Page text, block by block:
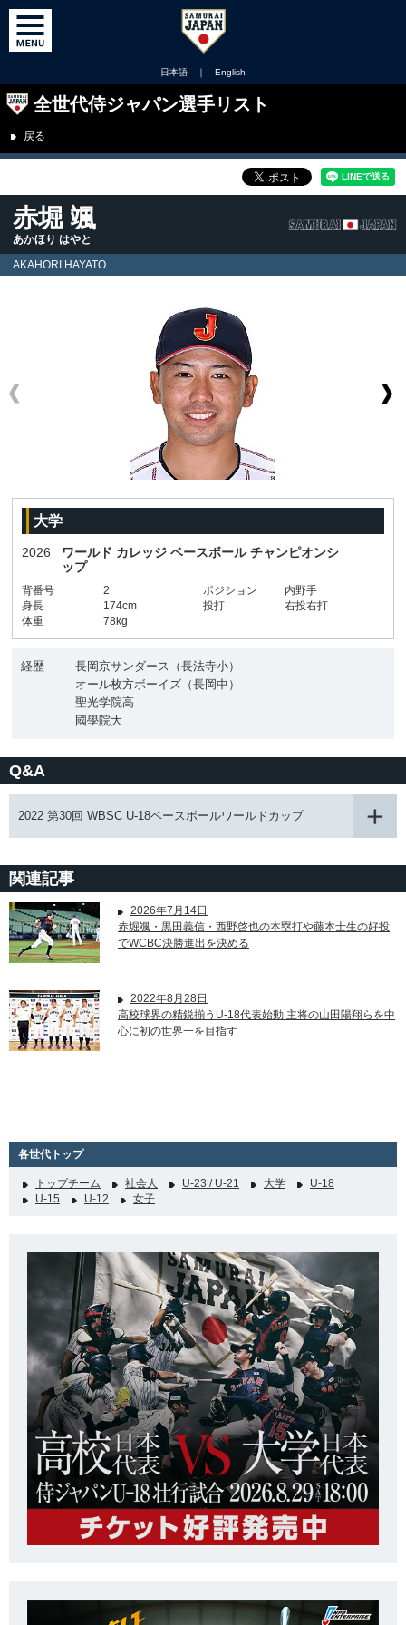
日本語 ｜ English
全世代侍ジャパン選手リスト
戻る
赤堀 颯
あかほり はやと
AKAHORI HAYATO
大学
2026
ワールド カレッジ ベースボール チャンピオンシ
ップ
背番号 2 ポジション
内野手
身長
174cm 投打
右投右打
体重
78kg
経歴
長岡京サンダース（長法寺小）
オール枚方ボーイズ（長岡中）
聖光学院高
國學院大
Q&A
2022 第30回 WBSC U-18ベースボールワールドカップ
関連記事
2026年7月14日
赤堀颯・黒田義信・西野啓也の本塁打や藤本士生の好投
でWCBC決勝進出を決める
2022年8月28日
高校球界の精鋭揃うU-18代表始動 主将の山田陽翔らを中
心に初の世界一を目指す
各世代トップ
トップチーム 社会人 U-23 / U-21 大学
U-18
U-15
U-12 女子